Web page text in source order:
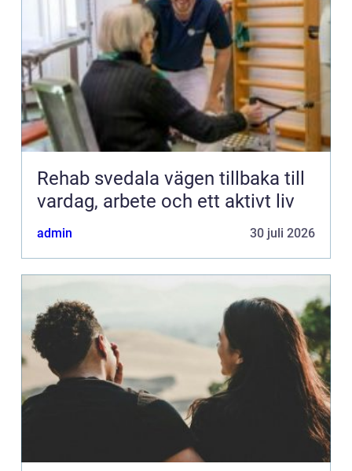
Rehab svedala vägen tillbaka till
vardag, arbete och ett aktivt liv
admin 30 juli 2026